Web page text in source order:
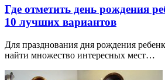
Где отметить день рождения
10 лучших вариантов
Для празднования дня рождения
найти множество интересных мест…